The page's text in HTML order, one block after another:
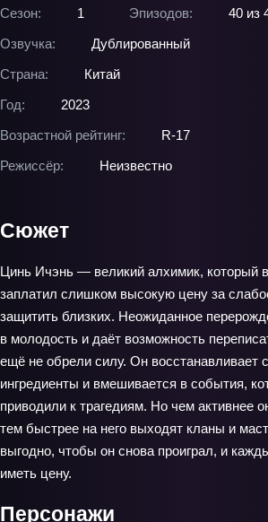
Сезон: 1 Эпизодов:
40 из
Озвучка:
Дублированный
Страна:
Китай
Год:
2023
Возрастной рейтинг:
R-17
Режиссёр:
Неизвестно
Сюжет
Цинь Ичэнь — великий алхимик, который
заплатил слишком высокую цену за
защитить близких. Неожиданное
в молодость и даёт возможность
ещё не обрели силу. Он восстанавливает
ингредиенты и вмешивается в события,
приводили к трагедиям. Но чем активнее
тем быстрее на него выходят кланы и
выгодно, чтобы он снова проиграл, и
иметь цену.
Персонажи